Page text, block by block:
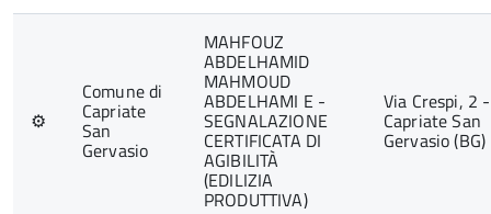
⚙
Comune di
Capriate
San
Gervasio
MAHFOUZ
ABDELHAMID
MAHMOUD
ABDELHAMI E -
SEGNALAZIONE
CERTIFICATA DI
AGIBILITÀ
(EDILIZIA
PRODUTTIVA)
Via Crespi, 2 -
Capriate San
Gervasio (BG)